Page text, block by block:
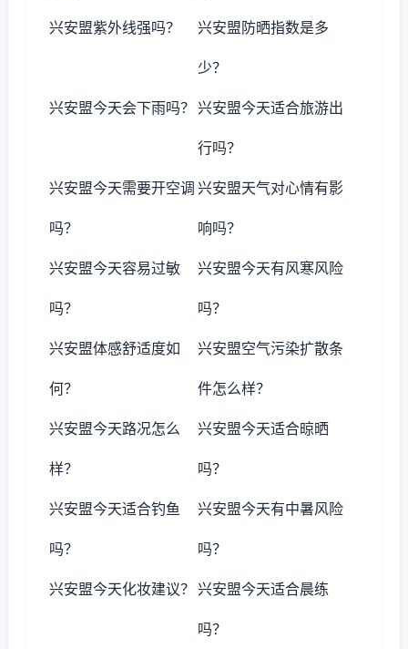
兴安盟紫外线强吗？ 兴安盟防晒指数是多
少？
兴安盟今天会下雨吗？ 兴安盟今天适合旅游出
行吗？
兴安盟今天需要开空调
吗？
兴安盟天气对心情有影
响吗？
兴安盟今天容易过敏
吗？
兴安盟今天有风寒风险
吗？
兴安盟体感舒适度如
何？
兴安盟空气污染扩散条
件怎么样？
兴安盟今天路况怎么
样？
兴安盟今天适合晾晒
吗？
兴安盟今天适合钓鱼
吗？
兴安盟今天有中暑风险
吗？
兴安盟今天化妆建议？ 兴安盟今天适合晨练
吗？